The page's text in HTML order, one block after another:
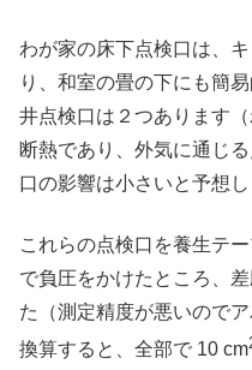
わが家の床下点検口は、
り、和室の畳の下にも簡
井点検口は２つあります
断熱であり、外気に通じ
口の影響は小さいと予想し
これらの点検口を養生テ
で負圧をかけたところ、
た（測定精度が悪いので
換算すると、全部で 10 cm